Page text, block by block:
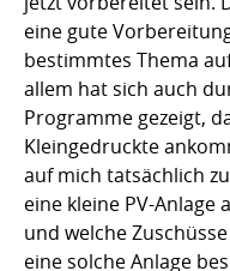
eine gute
bestimmtes Thema
allem hat sich auch
Programme gezeigt,
Kleingedruckte
auf mich tatsächlich
eine kleine PV-Anlage
und welche
eine solche Anlage